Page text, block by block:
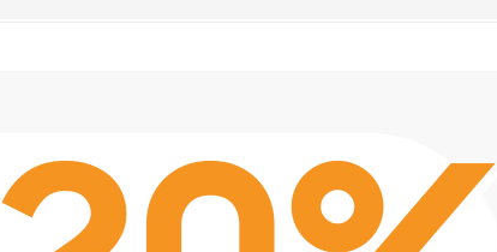
Прошивка блока управления